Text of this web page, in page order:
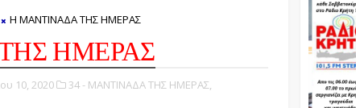
Η ΜΑΝΤΙΝΑΔΑ ΤΗΣ ΗΜΕΡΑΣ
ΗΜΕΡΑΣ
10, 2020 34 - ΜΑΝΤΙΝΑΔΑ ΤΗΣ ΗΜΕΡΑΣ,